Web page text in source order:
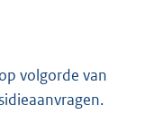
volgorde van